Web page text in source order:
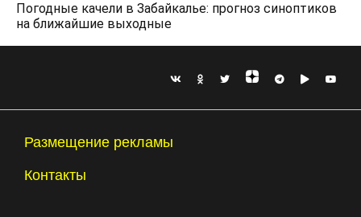
Погодные качели в Забайкалье: прогноз синоптиков
на ближайшие выходные
Размещение рекламы
Контакты